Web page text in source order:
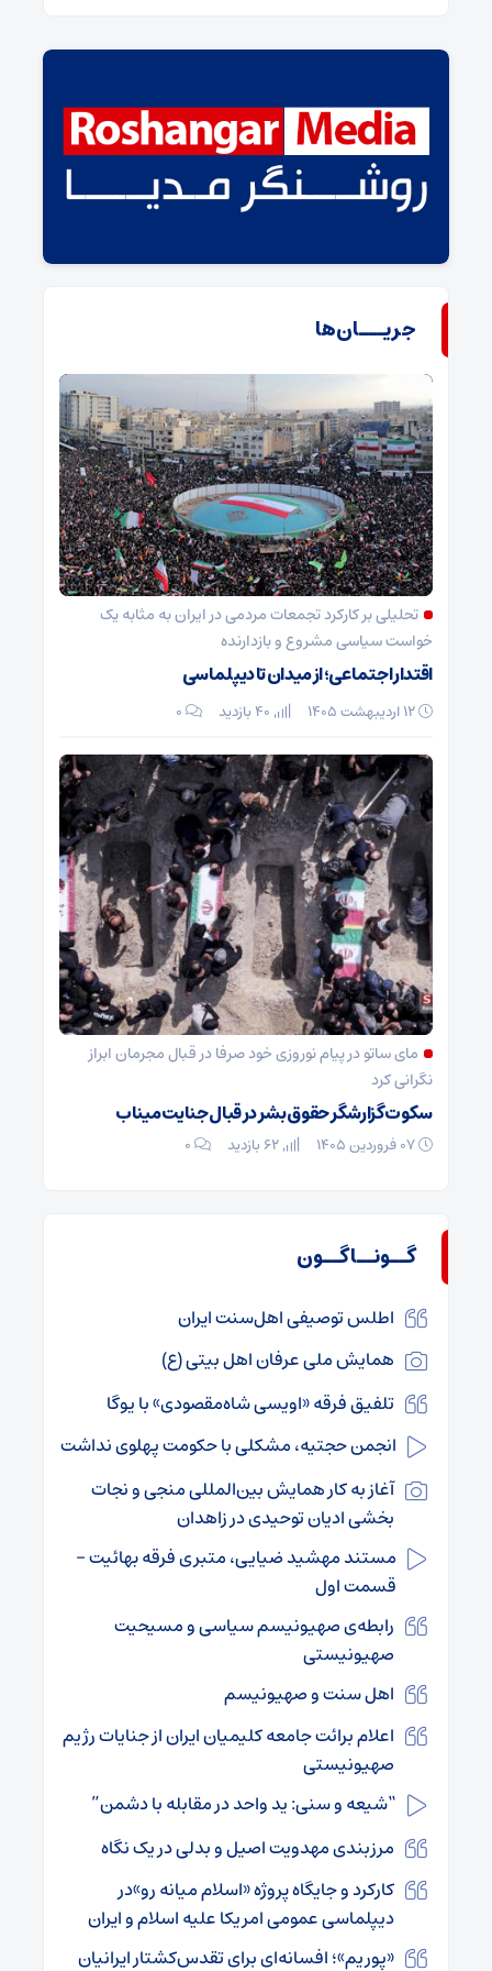
جریـــان‌ها
تحلیلی بر کارکرد تجمعات مردمی در ایران به مثابه یک
خواست سیاسی مشروع و بازدارنده
اقتدار اجتماعی؛ از میدان تا دیپلماسی
۰
مای ساتو در پیام نوروزی خود صرفا در قبال مجرمان ابراز
نگرانی کرد
سکوت گزارشگر حقوق بشر در قبال جنایت میناب
۰
گــونــاگــون
اطلس توصیفی اهل‌سنت ایران
همایش ملی عرفان اهل بیتی (ع)
تلفیق فرقه «اویسی شاه‌مقصودی» با یوگا
انجمن حجتیه، مشکلی با حکومت پهلوی نداشت
آغاز به کار همایش بین‌المللی منجی و نجات
بخشی ادیان توحیدی در زاهدان
مستند مهشید ضیایی، متبری فرقه بهائیت –
قسمت اول
رابطه‌ی صهیونیسم سیاسی و مسیحیت
صهیونیستی
اهل سنت و صهیونیسم
اعلام برائت جامعه کلیمیان ایران از جنایات رژیم
صهیونیستی
“شیعه و سنی: ید واحد در مقابله با دشمن”
مرزبندی مهدویت اصیل و بدلی در یک نگاه
کارکرد و جایگاه پروژه «اسلام میانه رو»در
دیپلماسی عمومی امریکا علیه اسلام و ایران
«پوریم»؛ افسانه‌ای برای تقدس‌کشتار ایرانیان